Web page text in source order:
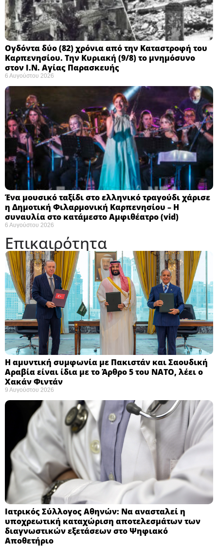
Ογδόντα δύο (82) χρόνια από την Καταστροφή του
Καρπενησίου. Την Κυριακή (9/8) το μνημόσυνο
στον Ι.Ν. Αγίας Παρασκευής
6 Αυγούστου 2026
Ένα μουσικό ταξίδι στο ελληνικό τραγούδι χάρισε
η Δημοτική Φιλαρμονική Καρπενησίου – Η
συναυλία στο κατάμεστο Αμφιθέατρο (vid)
6 Αυγούστου 2026
Επικαιρότητα
Η αμυντική συμφωνία με Πακιστάν και Σαουδική
Αραβία είναι ίδια με το Άρθρο 5 του ΝΑΤΟ, λέει ο
Χακάν Φιντάν ​
9 Αυγούστου 2026
Ιατρικός Σύλλογος Αθηνών: Να ανασταλεί η
υποχρεωτική καταχώριση αποτελεσμάτων των
διαγνωστικών εξετάσεων στο Ψηφιακό
Αποθετήριο ​